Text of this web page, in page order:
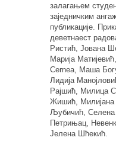
залагањем
заједничким
публикације.
деветнаест
Ристић, Јована
Марија
Cernea, Маша
Лидија
Рајшић, Милица
Жишић, Милијана
Љубичић, Селена
Петрињац,
Јелена Шћекић.